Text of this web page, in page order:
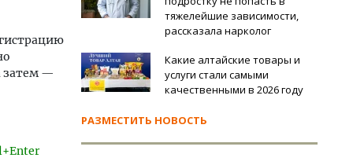
затем —
тяжелейшие зависимости,
рассказала нарколог
Какие алтайские товары и
услуги стали самыми
качественными в 2026 году
РАЗМЕСТИТЬ НОВОСТЬ